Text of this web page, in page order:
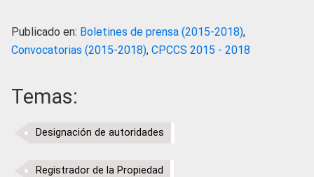
Publicado en: Boletines de prensa (2015-2018),
Convocatorias (2015-2018), CPCCS 2015 - 2018
Temas:
Designación de autoridades
Registrador de la Propiedad